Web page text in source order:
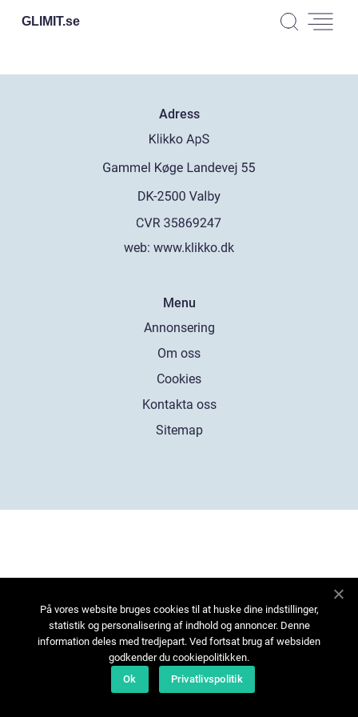
GLIMIT.se
Adress
web: www.klikko.dk
Menu
Annonsering
Om oss
Cookies
Kontakta oss
Sitemap
På vores website bruges cookies til at huske dine indstillinger,
statistik og personalisering af indhold og annoncer. Denne
information deles med tredjepart. Ved fortsat brug af websiden
godkender du cookiepolitikken.
Ok
Privatlivspolitik